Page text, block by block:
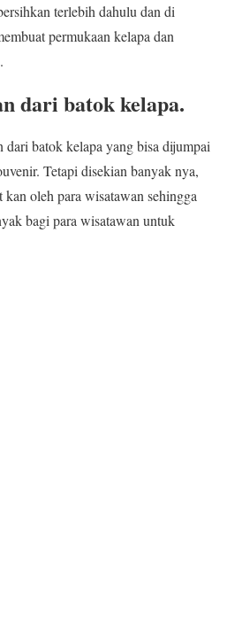
terlebih dahulu dan di
permukaan kelapa dan
dari batok kelapa.
batok kelapa yang bisa dijumpai
Tetapi disekian banyak nya,
oleh para wisatawan sehingga
bagi para wisatawan untuk